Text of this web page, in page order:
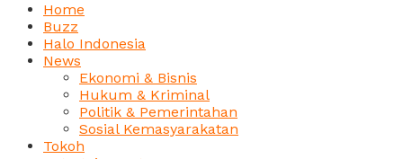
Home
Buzz
Halo Indonesia
News
Ekonomi & Bisnis
Hukum & Kriminal
Politik & Pemerintahan
Sosial Kemasyarakatan
Tokoh